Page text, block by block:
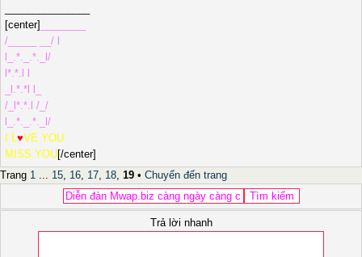
[center]
/_____ __/ l
l_.*._.*._l/
l*.*.l l
_l.*.*l l_
/_l*.*.l /_/
l_.*._.*._l/
I L♥VE YOU
MISS YOU[/center]
Trang 1 ... 15, 16, 17, 18, 19 • Chuyển đến trang
Trả lời nhanh